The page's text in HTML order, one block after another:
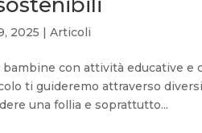
2025 |Articoli
con attività educative e
ti guideremo attraverso
una follia e soprattutto...